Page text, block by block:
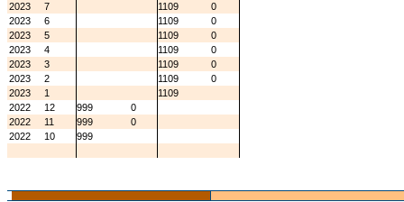
2023
7 1109
0
2023
6 1109
0
2023
5 1109
0
2023
4 1109
0
2023
3 1109
0
2023
2 1109
0
2023
1
1109
2022
12 999
0
2022
11 999
0
2022
10 999